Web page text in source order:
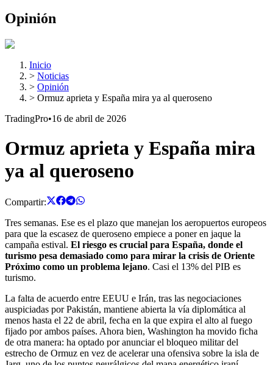
Opinión
Inicio
> Noticias
> Opinión
> Ormuz aprieta y España mira ya al queroseno
TradingPro•16 de abril de 2026
Ormuz aprieta y España mira
ya al queroseno
Compartir:
Tres semanas. Ese es el plazo que manejan los aeropuertos europeos
para que la escasez de queroseno empiece a poner en jaque la
campaña estival. El riesgo es crucial para España, donde el
turismo pesa demasiado como para mirar la crisis de Oriente
Próximo como un problema lejano. Casi el 13% del PIB es
turismo.
La falta de acuerdo entre EEUU e Irán, tras las negociaciones
auspiciadas por Pakistán, mantiene abierta la vía diplomática al
menos hasta el 22 de abril, fecha en la que expira el alto al fuego
fijado por ambos países. Ahora bien, Washington ha movido ficha
de otra manera: ha optado por anunciar el bloqueo militar del
estrecho de Ormuz en vez de acelerar una ofensiva sobre la isla de